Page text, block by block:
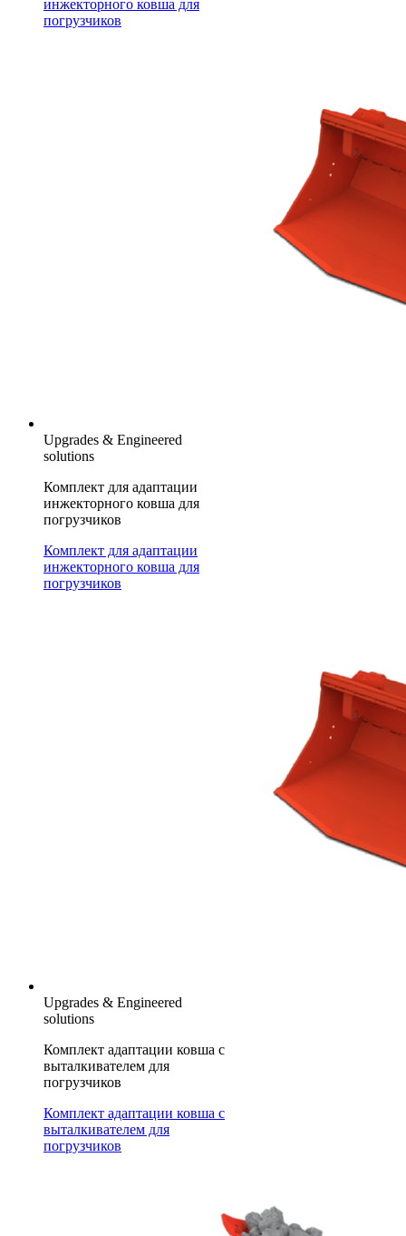
инжекторного ковша для
погрузчиков
Upgrades & Engineered
solutions
Комплект для адаптации
инжекторного ковша для
погрузчиков
Комплект для адаптации
инжекторного ковша для
погрузчиков
Upgrades & Engineered
solutions
Комплект адаптации ковша с
выталкивателем для
погрузчиков
Комплект адаптации ковша с
выталкивателем для
погрузчиков